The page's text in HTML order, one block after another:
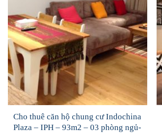
Cho thuê căn hộ chung cư Indochina
Plaza – IPH – 93m2 – 03 phòng ngủ-